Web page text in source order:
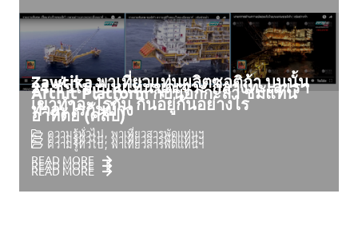
Zawtika พาเที่ยวแท่นผลิตซอติก้า บนนั้น
เขาทำอะไรกัน กินอยู่กันอย่างไร
ความรู้ทั่วไป พาเที่ยวสารพัดแท่นฯ
READ MORE
24 ชั่วโมงบนแท่นขุดเจาะ กลางทะเล เรา
ทำอะไรกันบ้าง
ความรู้ทั่วไป พาเที่ยวสารพัดแท่นฯ
READ MORE
Arthit Platform กบนอกกะลา ชมแท่น
อาทิตย์ (คลิป)
ความรู้ทั่วไป พาเที่ยวสารพัดแท่นฯ
READ MORE